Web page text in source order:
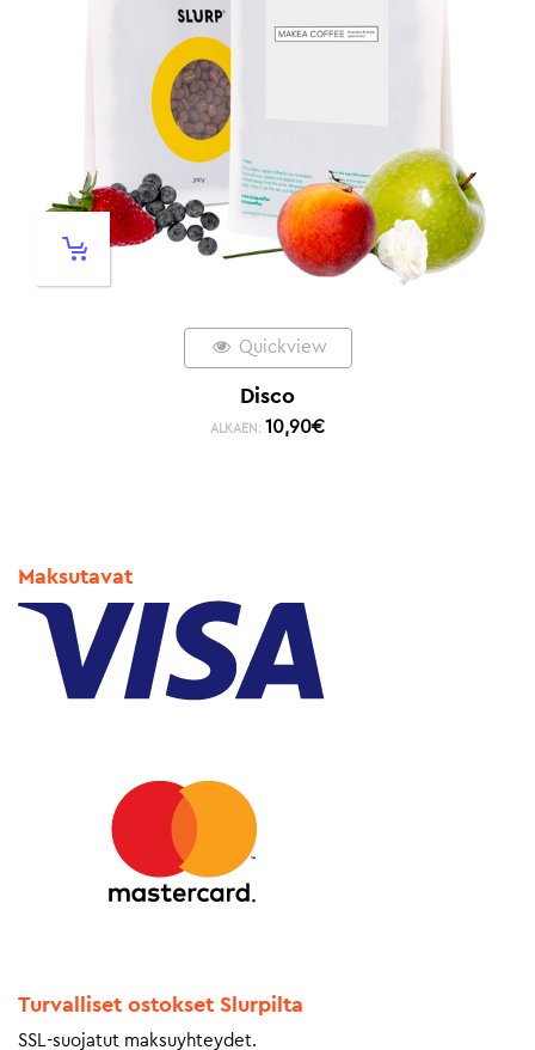
Quickview
Disco
ALKAEN: 10,90€
Maksutavat
Turvalliset ostokset Slurpilta
SSL-suojatut maksuyhteydet.